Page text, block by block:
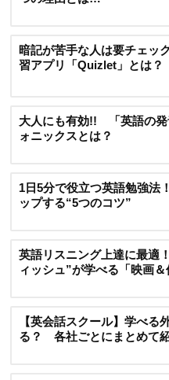
暗記が苦手な人は要チェ
習アプリ「Quizlet」とは？
大人にも有効!! 「英語の発
ォニックスとは？
1日5分で役立つ英語勉強
ップする“5つのコツ”
英語リスニング上達に最適
ィッシュ”が学べる「映画＆
【英会話スクール】学べる
る？ 各社ごとにまとめて